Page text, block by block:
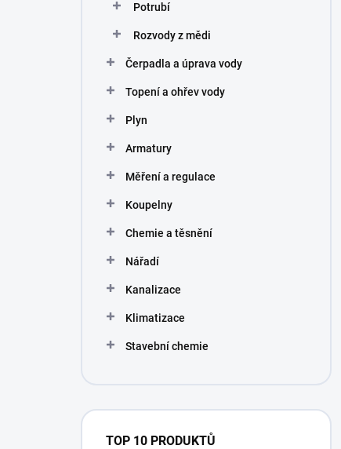
Potrubí
Rozvody z mědi
Čerpadla a úprava vody
Topení a ohřev vody
Plyn
Armatury
Měření a regulace
Koupelny
Chemie a těsnění
Nářadí
Kanalizace
Klimatizace
Stavební chemie
TOP 10 PRODUKTŮ